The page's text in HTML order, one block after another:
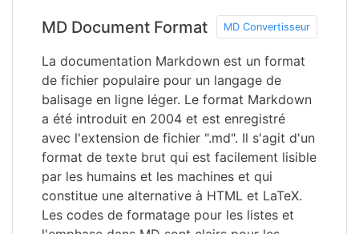
MD Document Format MD Convertisseur
La documentation Markdown est un format
de fichier populaire pour un langage de
balisage en ligne léger. Le format Markdown
a été introduit en 2004 et est enregistré
avec l'extension de fichier ".md". Il s'agit d'un
format de texte brut qui est facilement lisible
par les humains et les machines et qui
constitue une alternative à HTML et LaTeX.
Les codes de formatage pour les listes et